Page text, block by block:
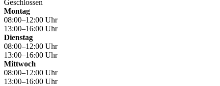
Geschlossen
Montag
08:00–12:00 Uhr
13:00–16:00 Uhr
Dienstag
08:00–12:00 Uhr
13:00–16:00 Uhr
Mittwoch
08:00–12:00 Uhr
13:00–16:00 Uhr